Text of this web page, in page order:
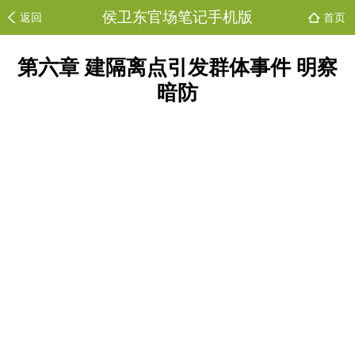
返回 侯卫东官场笔记手机版 首页
第六章 建隔离点引发群体事件 明察
暗防